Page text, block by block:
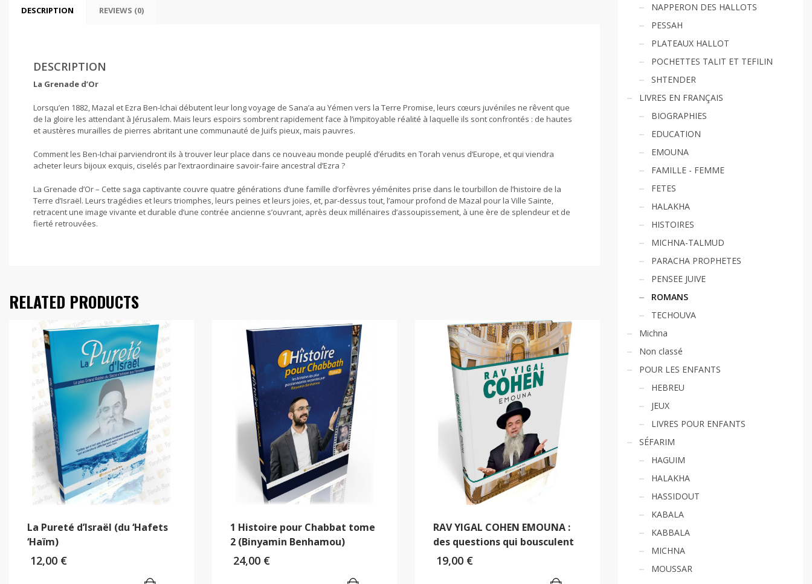
DESCRIPTION REVIEWS (0)
DESCRIPTION
La Grenade d’Or
Lorsqu’en 1882, Mazal et Ezra Ben-Ichaï débutent leur long voyage de Sana’a au Yémen vers la Terre Promise, leurs cœurs juvéniles ne rêvent que
de la gloire les attendant à Jérusalem. Mais leurs espoirs sombrent rapidement face à l’impitoyable réalité à laquelle ils sont confrontés : de hautes
et austères murailles de pierres abritant une communauté de Juifs pieux, mais pauvres.
Comment les Ben-Ichaï parviendront ils à trouver leur place dans ce nouveau monde peuplé d’érudits en Torah venus d’Europe, et qui viendra
acheter leurs bijoux exquis, ciselés par l’extraordinaire savoir-faire ancestral d’Ezra ?
La Grenade d’Or – Cette saga captivante couvre quatre générations d’une famille d’orfèvres yéménites prise dans le tourbillon de l’histoire de la
Terre d’Israël. Leurs tragédies et leurs triomphes, leurs peines et leurs joies, et, par-dessus tout, l’amour profond de Mazal pour la Ville Sainte,
retracent une image vivante et durable d’une contrée ancienne s’ouvrant, après deux millénaires d’assoupissement, à une ère de splendeur et de
fierté retrouvées.
RELATED PRODUCTS
La Pureté d’Israël (du ‘Hafets
‘Haïm)
12,00 €
1 Histoire pour Chabbat tome
2 (Binyamin Benhamou)
24,00 €
RAV YIGAL COHEN EMOUNA :
des questions qui bousculent
19,00 €
NAPPERON DES HALLOTS
PESSAH
PLATEAUX HALLOT
POCHETTES TALIT ET TEFILIN
SHTENDER
LIVRES EN FRANÇAIS
BIOGRAPHIES
EDUCATION
EMOUNA
FAMILLE - FEMME
FETES
HALAKHA
HISTOIRES
MICHNA-TALMUD
PARACHA PROPHETES
PENSEE JUIVE
ROMANS
TECHOUVA
Michna
Non classé
POUR LES ENFANTS
HEBREU
JEUX
LIVRES POUR ENFANTS
SÉFARIM
HAGUIM
HALAKHA
HASSIDOUT
KABALA
KABBALA
MICHNA
MOUSSAR